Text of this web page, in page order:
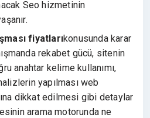
Seo hizmetinin
fiyatlarıkonusunda karar
rekabet gücü, sitenin
anahtar kelime kullanımı,
yapılması web
dikkat edilmesi gibi detaylar
arama motorunda ne